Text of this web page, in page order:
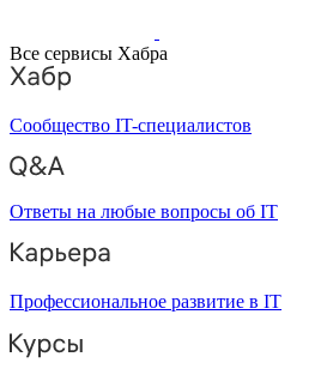
Все сервисы Хабра
Сообщество IT-специалистов
Ответы на любые вопросы об IT
Профессиональное развитие в IT